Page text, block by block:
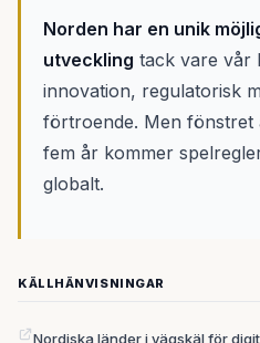
Norden har en unik
utveckling tack vare vår
innovation, regulatorisk
förtroende. Men fönstret
fem år kommer
globalt.
KÄLLHÄNVISNINGAR
Nordiska länder i vägskäl för